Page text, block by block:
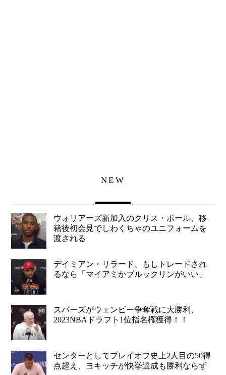
NEW
ウォリアーズ新加入のクリス・ポール、移
籍後初会見でしわくちゃのユニフォームを
渡される
デイミアン・リラード、もしトレードされ
るなら「マイアミかブルックリンがいい」
スパーズがウェンビー争奪戦に大勝利、
2023NBAドラフト1位指名権獲得！！
センターとしてプレイオフ史上2人目の50得
点超え、ヨキッチが快挙達成も勝利ならず